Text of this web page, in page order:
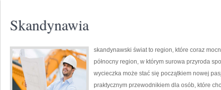
Skandynawia
skandynawski świat to region, które coraz
północny region, w którym surowa przyroda
wycieczka może stać się początkiem nowej
praktycznym przewodnikiem dla osób, które